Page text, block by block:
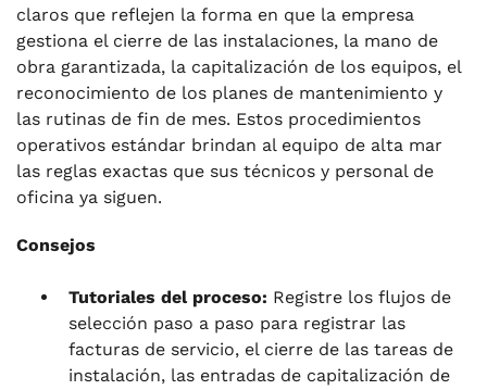
claros que reflejen la forma en que la empresa
gestiona el cierre de las instalaciones, la mano de
obra garantizada, la capitalización de los equipos, el
reconocimiento de los planes de mantenimiento y
las rutinas de fin de mes. Estos procedimientos
operativos estándar brindan al equipo de alta mar
las reglas exactas que sus técnicos y personal de
oficina ya siguen.
Consejos
Tutoriales del proceso: Registre los flujos de
selección paso a paso para registrar las
facturas de servicio, el cierre de las tareas de
instalación, las entradas de capitalización de